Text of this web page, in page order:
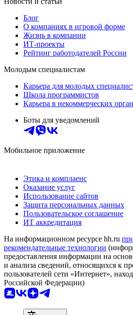
Блог
О компаниях в игровой форме
Жизнь в компании
ИТ-проекты
Рейтинг работодателей России
Молодым специалистам
Карьера для молодых
Школа программистов
Карьера в некоммерческих
Боты для уведомлений
Мобильное приложение
Этика и комплаенс
Оказание услуг
Использование сайтов
Защита персональных данных
Пользовательское соглашение
ИТ аккредитация
На информационном ресурсе hh.ru
рекомендательные технологии
предоставления информации на
и анализа сведений, относящихся к
пользователей сети «Интернет»,
Российской Федерации)